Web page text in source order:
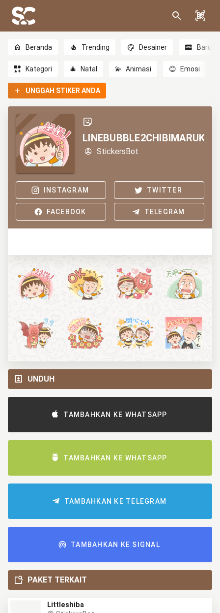
Beranda Trending Desainer Baru
Kategori 🎄 Natal 💫 Animasi 😊 Emosi
UNGGAH STIKER ANDA
StickersBot
INSTAGRAM TWITTER
FACEBOOK TELEGRAM
UNDUH
TAMBAHKAN KE WHATSAPP
TAMBAHKAN KE WHATSAPP
TAMBAHKAN KE TELEGRAM
TAMBAHKAN KE SIGNAL
PAKET TERKAIT
Littleshiba